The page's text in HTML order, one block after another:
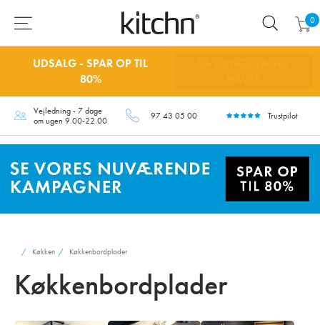
0
UDSALG - SPAR OP TIL
80%
Vejledning - 7 dage
om ugen 9.00-22.00
97 43 05 00 Trustpilot
Køkken Køkkenbordplader
Køkkenbordplader